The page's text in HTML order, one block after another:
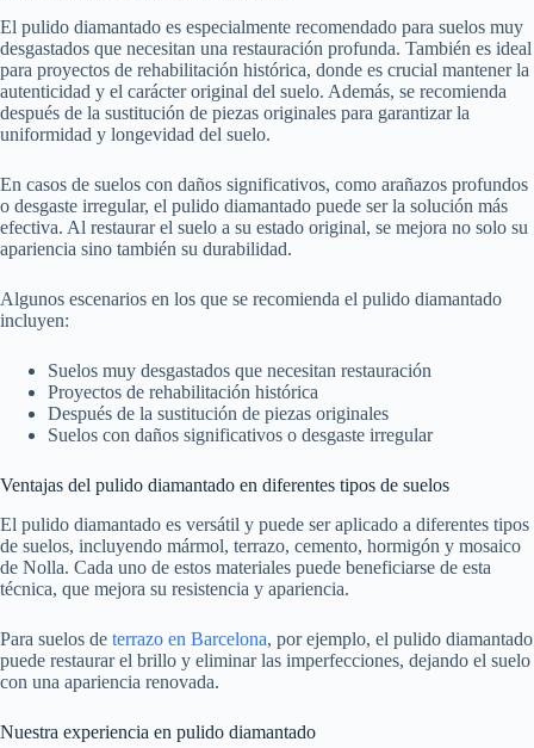
El pulido diamantado es especialmente recomendado para suelos muy
desgastados que necesitan una restauración profunda. También es ideal
para proyectos de rehabilitación histórica, donde es crucial mantener la
autenticidad y el carácter original del suelo. Además, se recomienda
después de la sustitución de piezas originales para garantizar la
uniformidad y longevidad del suelo.
En casos de suelos con daños significativos, como arañazos profundos
o desgaste irregular, el pulido diamantado puede ser la solución más
efectiva. Al restaurar el suelo a su estado original, se mejora no solo su
apariencia sino también su durabilidad.
Algunos escenarios en los que se recomienda el pulido diamantado
incluyen:
Suelos muy desgastados que necesitan restauración
Proyectos de rehabilitación histórica
Después de la sustitución de piezas originales
Suelos con daños significativos o desgaste irregular
Ventajas del pulido diamantado en diferentes tipos de suelos
El pulido diamantado es versátil y puede ser aplicado a diferentes tipos
de suelos, incluyendo mármol, terrazo, cemento, hormigón y mosaico
de Nolla. Cada uno de estos materiales puede beneficiarse de esta
técnica, que mejora su resistencia y apariencia.
Para suelos de terrazo en Barcelona, por ejemplo, el pulido diamantado
puede restaurar el brillo y eliminar las imperfecciones, dejando el suelo
con una apariencia renovada.
Nuestra experiencia en pulido diamantado